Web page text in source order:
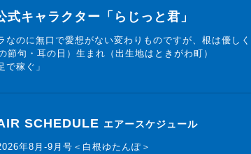
式キャラクター「らじっと君」
なのに無口で愛想がない変わりものですが、根は優し
節句・耳の日）生まれ（出生地はときがわ町）
で稼ぐ」
SCHEDULE エアースケジュール
年8月-9月号＜白根ゆたんぽ＞